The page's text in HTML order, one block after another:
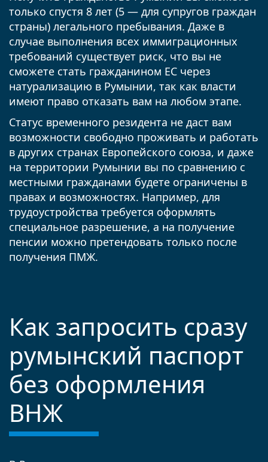
только спустя 8 лет (5 — для супругов граждан
страны) легального пребывания. Даже в
случае выполнения всех иммиграционных
требований существует риск, что вы не
сможете стать гражданином ЕС через
натурализацию в Румынии, так как власти
имеют право отказать вам на любом этапе.
Статус временного резидента не даст вам
возможности свободно проживать и работать
в других странах Европейского союза, и даже
на территории Румынии вы по сравнению с
местными гражданами будете ограничены в
правах и возможностях. Например, для
трудоустройства требуется оформлять
специальное разрешение, а на получение
пенсии можно претендовать только после
получения ПМЖ.
Как запросить сразу
румынский паспорт
без оформления
ВНЖ